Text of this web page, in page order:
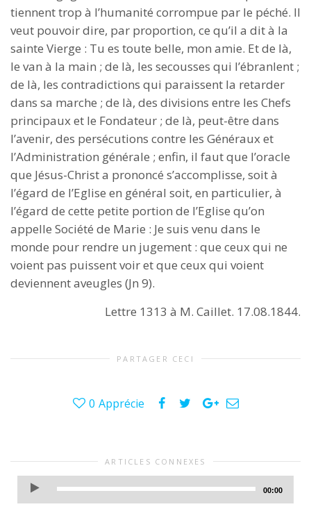
tiennent trop à l’humanité corrompue par le péché. Il
veut pouvoir dire, par proportion, ce qu’il a dit à la
sainte Vierge : Tu es toute belle, mon amie. Et de là,
le van à la main ; de là, les secousses qui l’ébranlent ;
de là, les contradictions qui paraissent la retarder
dans sa marche ; de là, des divisions entre les Chefs
principaux et le Fondateur ; de là, peut-être dans
l’avenir, des persécutions contre les Généraux et
l’Administration générale ; enfin, il faut que l’oracle
que Jésus-Christ a prononcé s’accomplisse, soit à
l’égard de l’Eglise en général soit, en particulier, à
l’égard de cette petite portion de l’Eglise qu’on
appelle Société de Marie : Je suis venu dans le
monde pour rendre un jugement : que ceux qui ne
voient pas puissent voir et que ceux qui voient
deviennent aveugles (Jn 9).
Lettre 1313 à M. Caillet. 17.08.1844.
PARTAGER CECI
0 Apprécie
ARTICLES CONNEXES
Lecteur
audio
00:00